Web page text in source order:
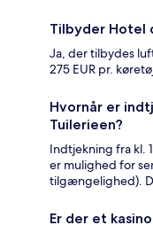
Tilbyder Hotel
Ja, der tilbydes
275 EUR pr.
Hvornår er
Tuilerieen?
Indtjekning fra kl.
er mulighed for
tilgængelighed).
Er der et